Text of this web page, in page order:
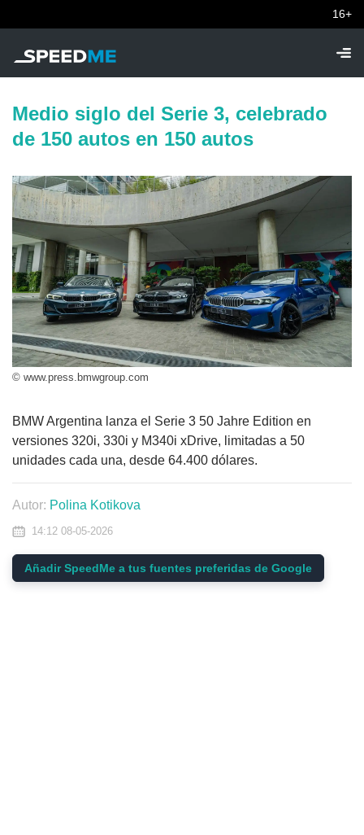
16+
Medio siglo del Serie 3, celebrado
de 150 autos en 150 autos
© www.press.bmwgroup.com
BMW Argentina lanza el Serie 3 50 Jahre Edition en
versiones 320i, 330i y M340i xDrive, limitadas a 50
unidades cada una, desde 64.400 dólares.
Autor: Polina Kotikova
14:12 08-05-2026
Añadir SpeedMe a tus fuentes preferidas de Google